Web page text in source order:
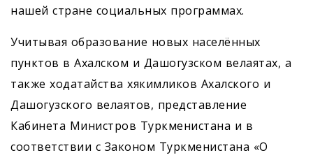
нашей стране социальных программах.
Учитывая образование новых населённых
пунктов в Ахалском и Даш­огузском велаятах, а
также ходатайства хякимликов Ахалского и
Дашогузского велаятов, представление
Кабинета Министров Туркменистана и в
соответствии с Законом Туркменистана «О